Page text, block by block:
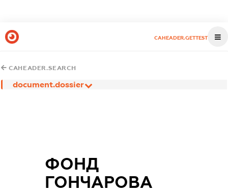
CAHEADER.GETTEST
CAHEADER.SEARCH
document.dossier
ФОНД
ГОНЧАРОВА